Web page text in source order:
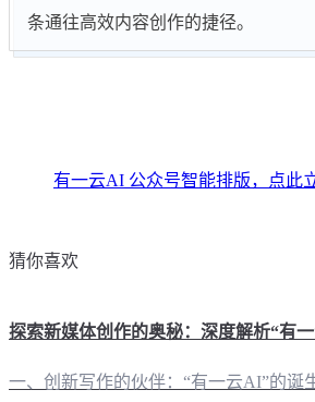
条通往高效内容创作的捷径。
有一云AI 公众号智能排版，点此
猜你喜欢
探索新媒体创作的奥秘：深度解析“有